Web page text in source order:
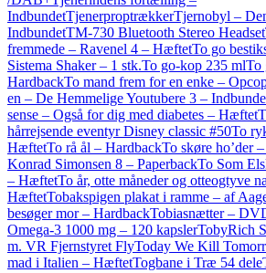
IndbundetTjenerproptrækkerTjernobyl –
IndbundetTM-730 Bluetooth Stereo Headset
fremmede – Ravenel 4 – HæftetTo go
Sistema Shaker – 1 stk.To go-kop 235 mlTo
HardbackTo mand frem for en enke –
en – De Hemmelige Youtubere 3 –
sense – Også for dig med diabetes – Hæftet
hårrejsende eventyr Disney classic #50To
HæftetTo rå ål – HardbackTo skøre ho’der
Konrad Simonsen 8 – PaperbackTo Som
– HæftetTo år, otte måneder og otteogtyve
HæftetTobakspigen plakat i ramme – af
besøger mor – HardbackTobiasnætter –
Omega-3 1000 mg – 120 kapslerTobyRich
m. VR Fjernstyret FlyToday We Kill
mad i Italien – HæftetTogbane i Træ 54 dele